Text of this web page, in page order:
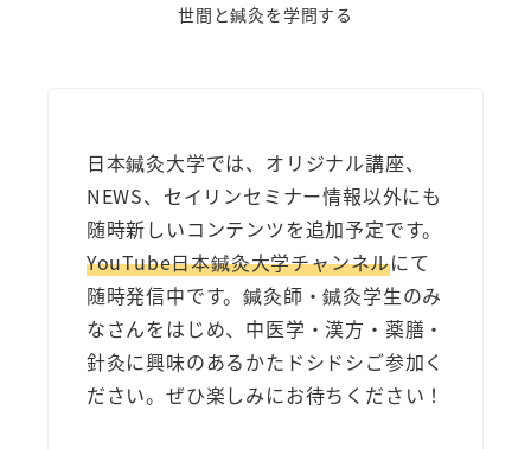
世間と鍼灸を学問する
日本鍼灸大学では、オリジナル講座、
NEWS、セイリンセミナー情報以外にも
随時新しいコンテンツを追加予定です。
YouTube日本鍼灸大学チャンネルにて
随時発信中です。鍼灸師・鍼灸学生のみ
なさんをはじめ、中医学・漢方・薬膳・
針灸に興味のあるかたドシドシご参加く
ださい。ぜひ楽しみにお待ちください！